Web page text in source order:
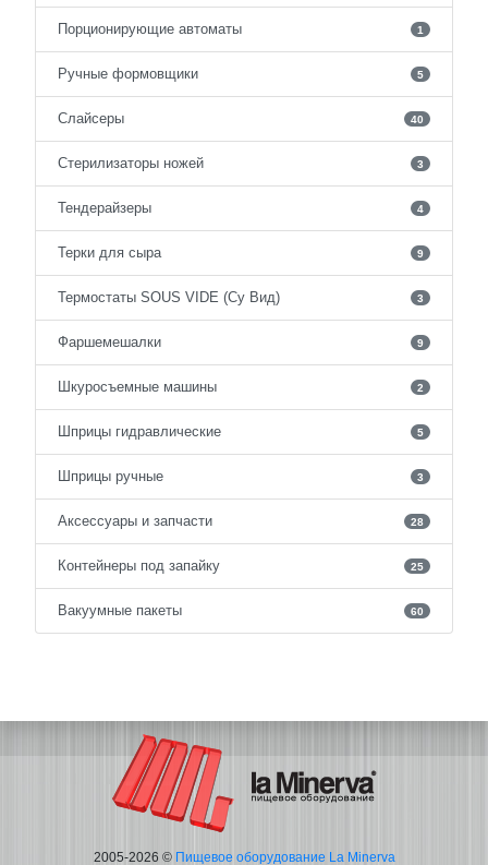
Порционирующие автоматы 1
Ручные формовщики 5
Слайсеры 40
Стерилизаторы ножей 3
Тендерайзеры 4
Терки для сыра 9
Термостаты SOUS VIDE (Су Вид) 3
Фаршемешалки 9
Шкуросъемные машины 2
Шприцы гидравлические 5
Шприцы ручные 3
Аксессуары и запчасти 28
Контейнеры под запайку 25
Вакуумные пакеты 60
2005-2026 © Пищевое оборудование La Minerva